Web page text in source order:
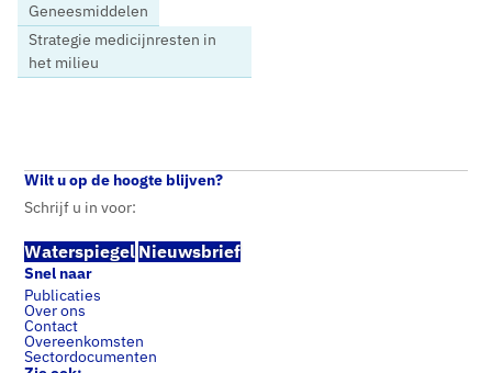
Home Nieuws
Geneesmiddelen
Strategie medicijnresten in
het milieu
Wilt u op de hoogte blijven?
Schrijf u in voor:
Waterspiegel Nieuwsbrief
Snel naar
Publicaties
Over ons
Contact
Overeenkomsten
Sectordocumenten